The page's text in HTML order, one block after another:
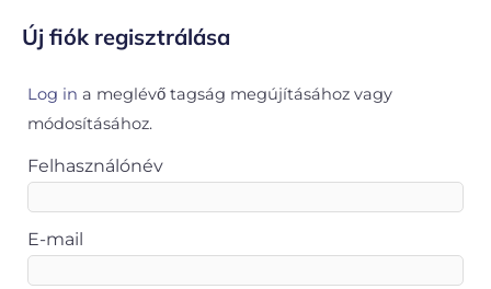
Új fiók regisztrálása
Log in a meglévő tagság megújításához vagy
módosításához.
Felhasználónév
E-mail